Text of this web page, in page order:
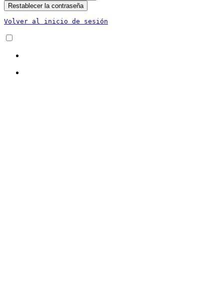
Restablecer la contraseña
Volver al inicio de sesión